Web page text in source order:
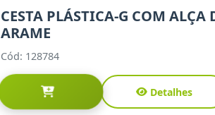
CESTA PLÁSTICA-G COM ALÇA
ARAME
Cód: 128784
Detalhes